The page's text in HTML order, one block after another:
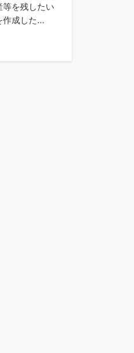
等を残したい
作成した...